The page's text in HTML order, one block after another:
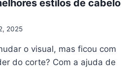
estilos de cabelo
2025
o visual, mas ficou com
do corte? Com a ajuda de